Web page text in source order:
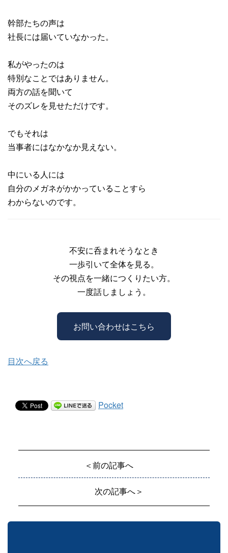
幹部たちの声は
社長には届いていなかった。
私がやったのは
特別なことではありません。
両方の話を聞いて
そのズレを見せただけです。
でもそれは
当事者にはなかなか見えない。
中にいる人には
自分のメガネがかかっていることすら
わからないのです。
不安に呑まれそうなとき
一歩引いて全体を見る。
その視点を一緒につくりたい方。
一度話しましょう。
お問い合わせはこちら
目次へ戻る
Pocket
＜前の記事へ
次の記事へ＞